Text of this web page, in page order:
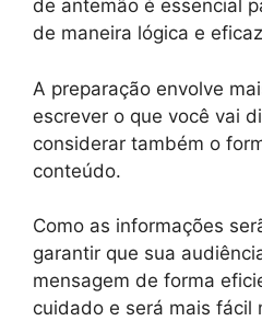
de antemão é essencial
de maneira lógica e
A preparação envolve
escrever o que você vai
considerar também o
conteúdo.
Como as informações
garantir que sua
mensagem de forma
cuidado e será mais fácil